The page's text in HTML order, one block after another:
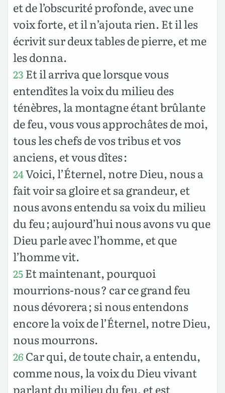
et de l’obscurité profonde, avec une
voix forte, et il n’ajouta rien. Et il les
écrivit sur deux tables de pierre, et me
les donna.
23 Et il arriva que lorsque vous
entendîtes la voix du milieu des
ténèbres, la montagne étant brûlante
de feu, vous vous approchâtes de moi,
tous les chefs de vos tribus et vos
anciens, et vous dîtes :
24Voici, l’Éternel, notre Dieu, nous a
fait voir sa gloire et sa grandeur, et
nous avons entendu sa voix du milieu
du feu ; aujourd’hui nous avons vu que
Dieu parle avec l’homme, et que
l’homme vit.
25Et maintenant, pourquoi
mourrions-nous ? car ce grand feu
nous dévorera ; si nous entendons
encore la voix de l’Éternel, notre Dieu,
nous mourrons.
26 Car qui, de toute chair, a entendu,
comme nous, la voix du Dieu vivant
parlant du milieu du feu, et est